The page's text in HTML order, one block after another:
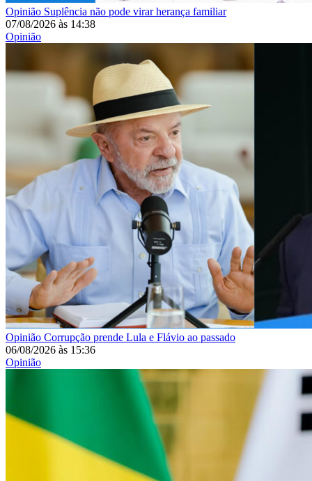
Opinião Suplência não pode virar herança familiar
07/08/2026 às 14:38
Opinião
Opinião Corrupção prende Lula e Flávio ao passado
06/08/2026 às 15:36
Opinião